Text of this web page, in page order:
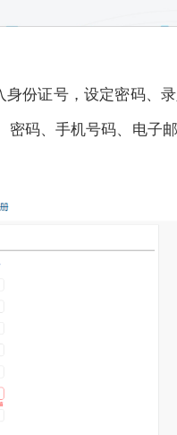
份证号，设定密码、
码、手机号码、电子